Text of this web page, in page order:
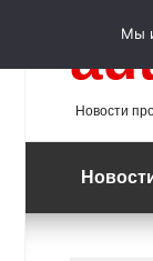
Новости
Мы